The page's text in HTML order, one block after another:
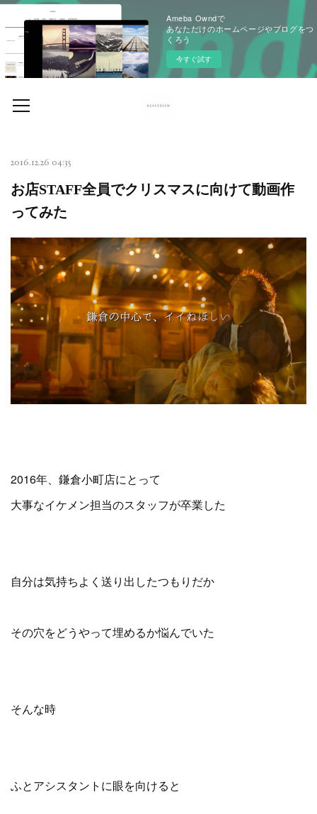
Ameba Owndで
あなただけのホームページやブログをつ
くろう
今すぐ試す
2016.12.26 04:35
お店STAFF全員でクリスマスに向けて動画作
ってみた
2016年、鎌倉小町店にとって
大事なイケメン担当のスタッフが卒業した
自分は気持ちよく送り出したつもりだか
その穴をどうやって埋めるか悩んでいた
そんな時
ふとアシスタントに眼を向けると